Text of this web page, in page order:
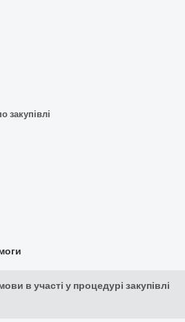
закупівлі
в участі у процедурі закупівлі